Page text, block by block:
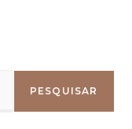
PESQUISAR